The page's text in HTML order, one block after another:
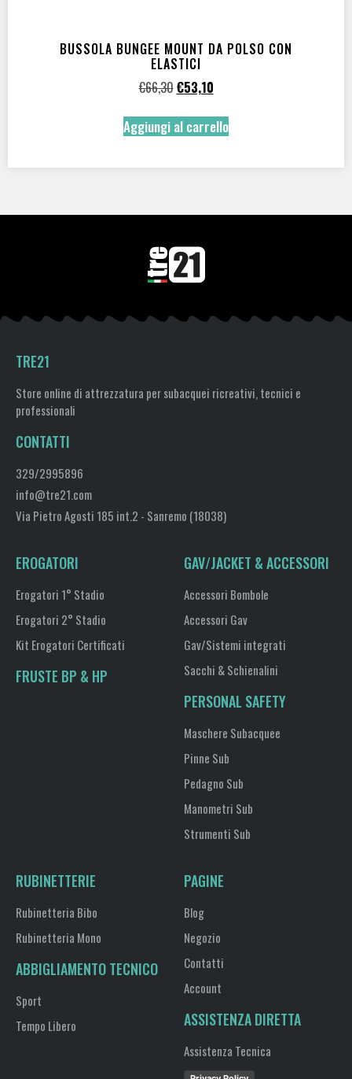
TEC Style System (1)
ADATTO A
Per professionali OTS(1)
BUSSOLA BUNGEE MOUNT DA POLSO CON
ELASTICI
€66,30€53,10
Aggiungi al carrello
TRE21
Store online di attrezzatura per subacquei ricreativi, tecnici e
professionali
CONTATTI
329/2995896
info@tre21.com
Via Pietro Agosti 185 int.2 - Sanremo (18038)
EROGATORI
Erogatori 1° Stadio
Erogatori 2° Stadio
Kit Erogatori Certificati
FRUSTE BP & HP
GAV/JACKET & ACCESSORI
Accessori Bombole
Accessori Gav
Gav/Sistemi integrati
Sacchi & Schienalini
PERSONAL SAFETY
Maschere Subacquee
Pinne Sub
Pedagno Sub
Manometri Sub
Strumenti Sub
RUBINETTERIE
Rubinetteria Bibo
Rubinetteria Mono
ABBIGLIAMENTO TECNICO
Sport
Tempo Libero
PAGINE
Blog
Negozio
Contatti
Account
ASSISTENZA DIRETTA
Assistenza Tecnica